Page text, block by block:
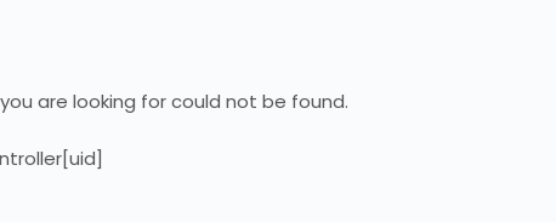
are looking for could not be found.